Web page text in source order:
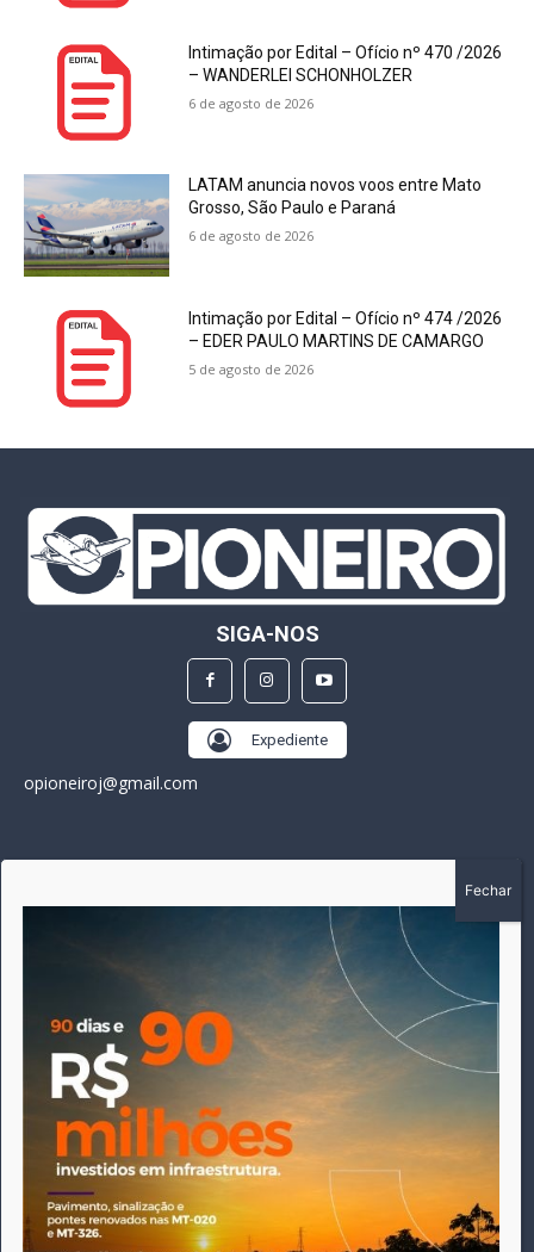
Intimação por Edital – Ofício nº 470 /2026
– WANDERLEI SCHONHOLZER
6 de agosto de 2026
LATAM anuncia novos voos entre Mato
Grosso, São Paulo e Paraná
6 de agosto de 2026
Intimação por Edital – Ofício nº 474 /2026
– EDER PAULO MARTINS DE CAMARGO
5 de agosto de 2026
SIGA-NOS
Expediente
opioneiroj@gmail.com
A história do Pioneiro inicia em fevereiro de 2005 em
Canarana - MT, na época, como um jornal impresso semanal,
que chegou a possuir mil assinantes. Durante 15 anos, foram
publicadas 691 edições que narraram os acontecimentos
políticos, policiais e cotidianos de Canarana e região. Fiel a sua
origem, pautado sempre pela busca incessante da
imparcialidade, faz jus a sua logo, com o característico "avião
da praça" de Canarana, sendo o símbolo do
comprometimento deste veículo de comunicação com o
relato dos fatos neste município. Em 06 de dezembro de 2019
circulou a última edição impressa do jornal, que desde então
tem veiculação exclusivamente online.